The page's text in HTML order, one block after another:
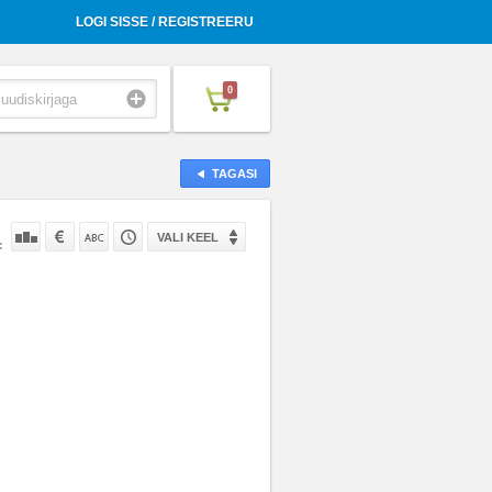
LOGI SISSE / REGISTREERU
0
TAGASI
VALI KEEL